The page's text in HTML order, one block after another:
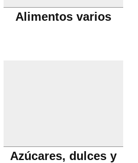
Alimentos varios
Azúcares, dulces y